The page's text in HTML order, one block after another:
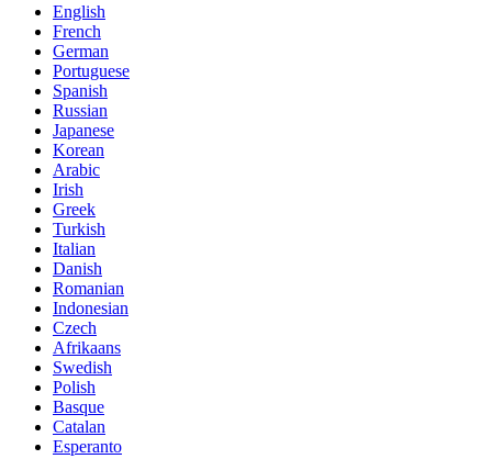
English
French
German
Portuguese
Spanish
Russian
Japanese
Korean
Arabic
Irish
Greek
Turkish
Italian
Danish
Romanian
Indonesian
Czech
Afrikaans
Swedish
Polish
Basque
Catalan
Esperanto